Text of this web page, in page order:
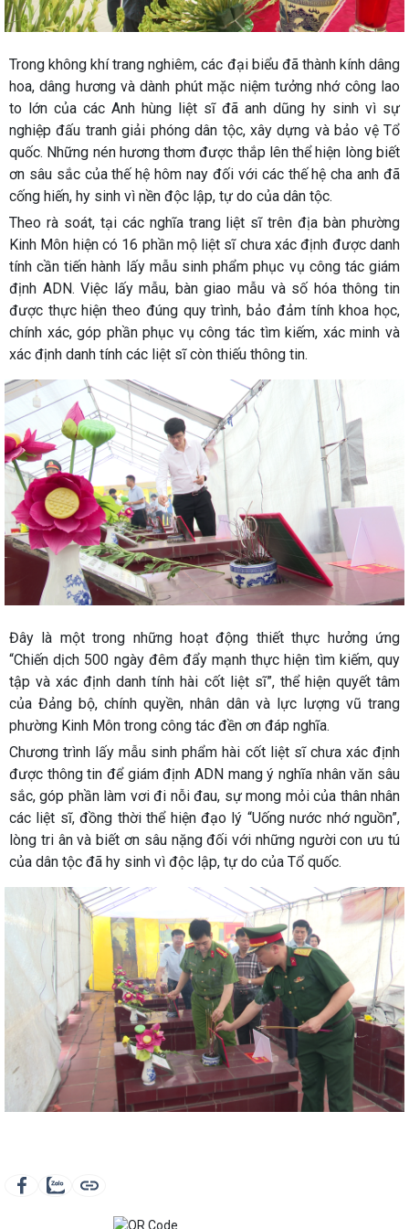
Trong không khí trang nghiêm, các đại biểu đã thành kính dâng
hoa, dâng hương và dành phút mặc niệm tưởng nhớ công lao
to lớn của các Anh hùng liệt sĩ đã anh dũng hy sinh vì sự
nghiệp đấu tranh giải phóng dân tộc, xây dựng và bảo vệ Tổ
quốc. Những nén hương thơm được thắp lên thể hiện lòng biết
ơn sâu sắc của thế hệ hôm nay đối với các thế hệ cha anh đã
cống hiến, hy sinh vì nền độc lập, tự do của dân tộc.
Theo rà soát, tại các nghĩa trang liệt sĩ trên địa bàn phường
Kinh Môn hiện có 16 phần mộ liệt sĩ chưa xác định được danh
tính cần tiến hành lấy mẫu sinh phẩm phục vụ công tác giám
định ADN. Việc lấy mẫu, bàn giao mẫu và số hóa thông tin
được thực hiện theo đúng quy trình, bảo đảm tính khoa học,
chính xác, góp phần phục vụ công tác tìm kiếm, xác minh và
xác định danh tính các liệt sĩ còn thiếu thông tin.
Đây là một trong những hoạt động thiết thực hưởng ứng
“Chiến dịch 500 ngày đêm đẩy mạnh thực hiện tìm kiếm, quy
tập và xác định danh tính hài cốt liệt sĩ”, thể hiện quyết tâm
của Đảng bộ, chính quyền, nhân dân và lực lượng vũ trang
phường Kinh Môn trong công tác đền ơn đáp nghĩa.
Chương trình lấy mẫu sinh phẩm hài cốt liệt sĩ chưa xác định
được thông tin để giám định ADN mang ý nghĩa nhân văn sâu
sắc, góp phần làm vơi đi nỗi đau, sự mong mỏi của thân nhân
các liệt sĩ, đồng thời thể hiện đạo lý “Uống nước nhớ nguồn”,
lòng tri ân và biết ơn sâu nặng đối với những người con ưu tú
của dân tộc đã hy sinh vì độc lập, tự do của Tổ quốc.